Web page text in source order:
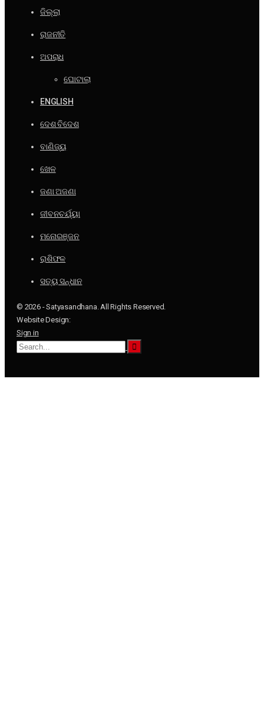
ଜିଲ୍ଲା
ରାଜନୀତି
ଅପରାଧ
ଘୋଟାଲା
ENGLISH
ଦେଶ ବିଦେଶ
ବାଣିଜ୍ୟ
ଖେଳ
ଜଣା ଅଜଣା
ଜୀବନଚର୍ଯ୍ୟା
ମନୋରଞ୍ଜନ
ରାଶିଫଳ
ସତ୍ୟ ସନ୍ଧାନ
© 2026 - Satyasandhana. All Rights Reserved.
Website Design:
Sign in